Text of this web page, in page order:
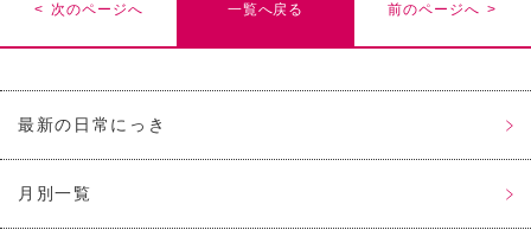
最新の日常にっき
月別一覧
< 次のページへ 一覧へ戻る 前のページへ >